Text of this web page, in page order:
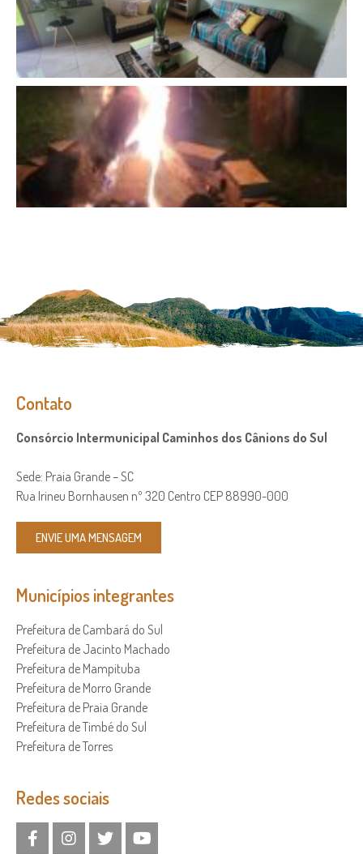
Contato
Consórcio Intermunicipal Caminhos dos Cânions do Sul
Sede: Praia Grande – SC
Rua Irineu Bornhausen nº 320 Centro CEP 88990-000
ENVIE UMA MENSAGEM
Municípios integrantes
Prefeitura de Cambará do Sul
Prefeitura de Jacinto Machado
Prefeitura de Mampituba
Prefeitura de Morro Grande
Prefeitura de Praia Grande
Prefeitura de Timbé do Sul
Prefeitura de Torres
Redes sociais